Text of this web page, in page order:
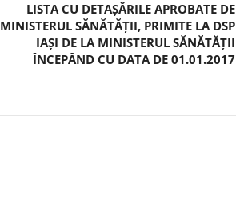
LISTA CU DETAȘĂRILE APROBATE DE
MINISTERUL SĂNĂTĂȚII, PRIMITE LA DSP
IAȘI DE LA MINISTERUL SĂNĂTĂȚII
ÎNCEPÂND CU DATA DE 01.01.2017